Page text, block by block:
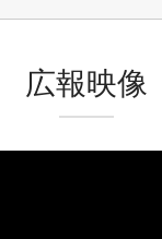
広報映像